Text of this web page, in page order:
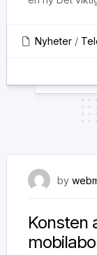
Nyheter /
by
Konsten